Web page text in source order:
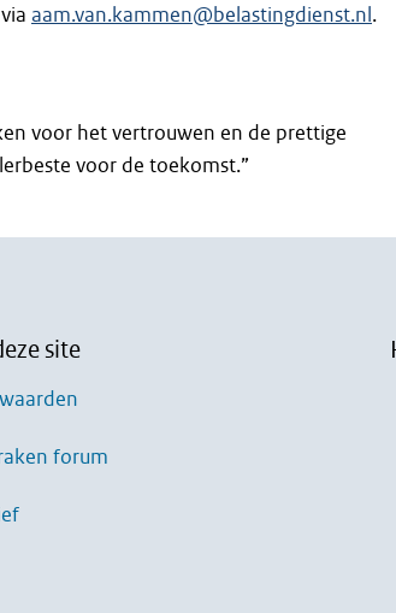
aam.van.kammen@belastingdienst.nl .
voor het vertrouwen en de prettige
voor de toekomst.”
site
forum